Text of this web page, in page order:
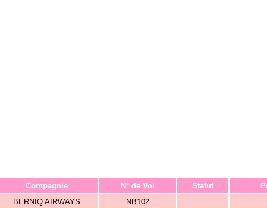
Compagnie N° de Vol Statut
BERNIQ AIRWAYS NB102